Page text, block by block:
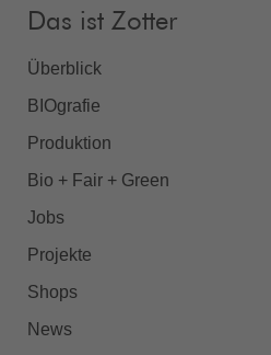
Das ist Zotter
Überblick
BIOgrafie
Produktion
Bio + Fair + Green
Jobs
Projekte
Shops
News